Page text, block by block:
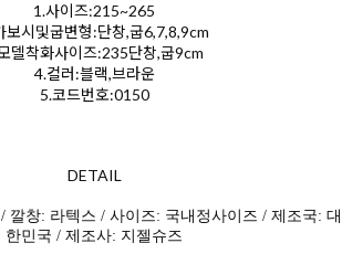
1.사이즈:215~265
보시및굽변형:단창,굽6,7,8,9cm
델착화사이즈:235단창,굽9cm
4.컬러:블랙,브라운
5.코드번호:0150
DETAIL
깔창: 라텍스 / 사이즈: 국내정사이즈 / 제조국: 대
한민국 / 제조사: 지젤슈즈